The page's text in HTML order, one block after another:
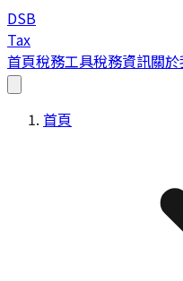
DSB
Tax
首頁稅務工具稅務資訊關
首頁